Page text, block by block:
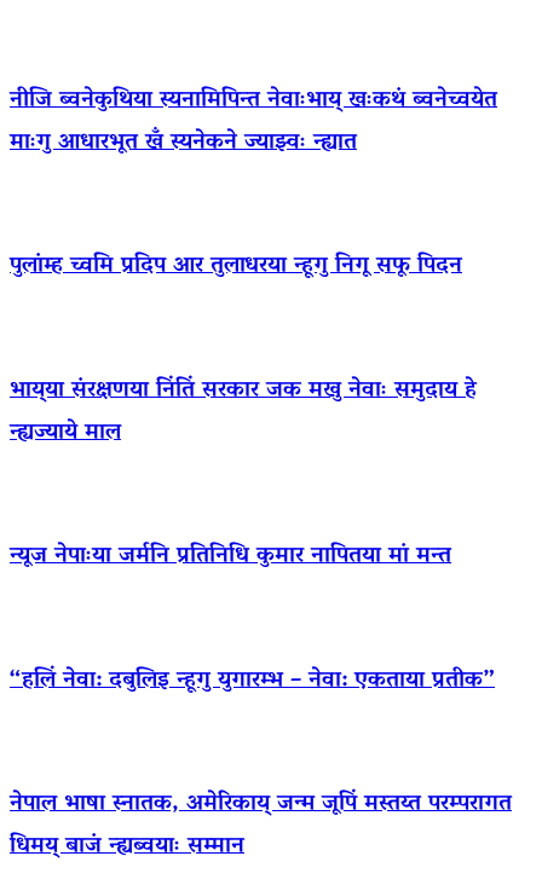
नीजि ब्वनेकुथिया स्यनामिपिन्त नेवाःभाय् खःकथं ब्वनेच्वयेत
माःगु आधारभूत खँ स्यनेकने ज्याझ्वः न्ह्यात
पुलांम्ह च्वमि प्रदिप आर तुलाधरया न्हूगु निगू सफू पिदन
भाय्‌या संरक्षणया निंतिं सरकार जक मखु नेवाः समुदाय हे
न्ह्यज्याये माल
न्यूज नेपाःया जर्मनि प्रतिनिधि कुमार नापितया मां मन्त
“हलिं नेवा: दबुलिइ न्हूगु युगारम्भ – नेवा: एकताया प्रतीक”
नेपाल भाषा स्नातक, अमेरिकाय् जन्म जूपिं मस्तय्त परम्परागत
धिमय् बाजं न्ह्यब्वयाः सम्मान